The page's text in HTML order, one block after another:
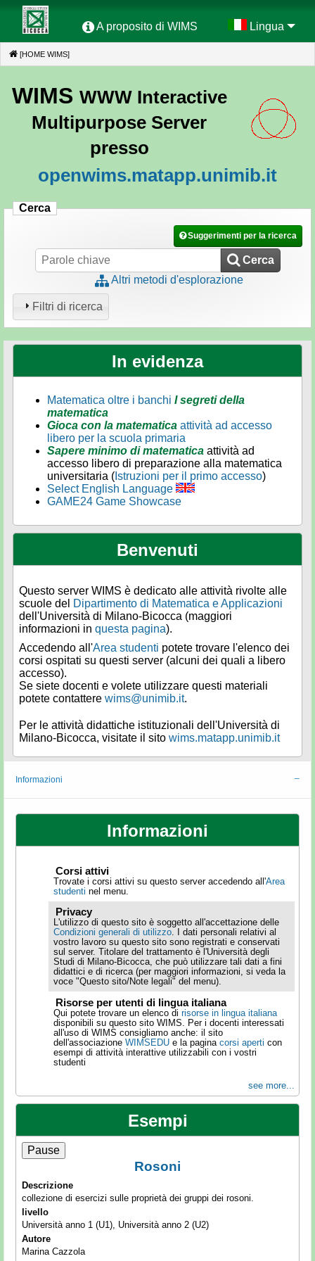
A proposito di WIMS Lingua
[HOME WIMS]
WIMS WWW Interactive
Multipurpose Server
presso
openwims.matapp.unimib.it
Cerca
Suggerimenti per la ricerca
Cerca
Altri metodi d'esplorazione
Filtri di ricerca
In evidenza
Matematica oltre i banchiI segreti della
matematica
Gioca con la matematica attività ad accesso
libero per la scuola primaria
Sapere minimo di matematica attività ad
accesso libero di preparazione alla matematica
universitaria ( Istruzioni per il primo accesso)
Select English Language
GAME24 Game Showcase
Benvenuti
Questo server WIMS è dedicato alle attività rivolte alle
scuole del Dipartimento di Matematica e Applicazioni
dell'Università di Milano-Bicocca (maggiori
informazioni inquesta pagina).
Accedendo all'Area studenti potete trovare l'elenco dei
corsi ospitati su questi server (alcuni dei quali a libero
accesso).
Se siete docenti e volete utilizzare questi materiali
potete contatterewims@unimib.it.
Per le attività didattiche istituzionali dell'Università di
Milano-Bicocca, visitate il sitowims.matapp.unimib.it
Informazioni
Informazioni
Corsi attivi
Trovate i corsi attivi su questo server accedendo all'Area
studenti nel menu.
Privacy
L'utilizzo di questo sito è soggetto all'accettazione delle
Condizioni generali di utilizzo. I dati personali relativi al
vostro lavoro su questo sito sono registrati e conservati
sul server. Titolare del trattamento è l'Università degli
Studi di Milano-Bicocca, che può utilizzare tali dati a fini
didattici e di ricerca (per maggiori informazioni, si veda la
voce "Questo sito/Note legali" del menu).
Risorse per utenti di lingua italiana
Qui potete trovare un elenco dirisorse in lingua italiana
disponibili su questo sito WIMS. Per i docenti interessati
all'uso di WIMS consigliamo anche: il sito
dell'associazioneWIMSEDU e la paginacorsi aperti con
esempi di attività interattive utilizzabili con i vostri
studenti
see more...
Esempi
Pause
Rosoni
Descrizione
collezione di esercizi sulle proprietà dei gruppi dei rosoni.
livello
Università anno 1 (U1), Università anno 2 (U2)
Autore
Marina Cazzola